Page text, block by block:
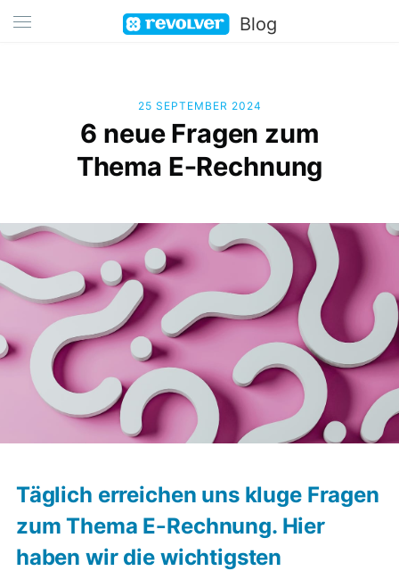
Blog
25 SEPTEMBER 2024
6 neue Fragen zum
Thema E-Rechnung
Täglich erreichen uns kluge Fragen
zum Thema E-Rechnung. Hier
haben wir die wichtigsten